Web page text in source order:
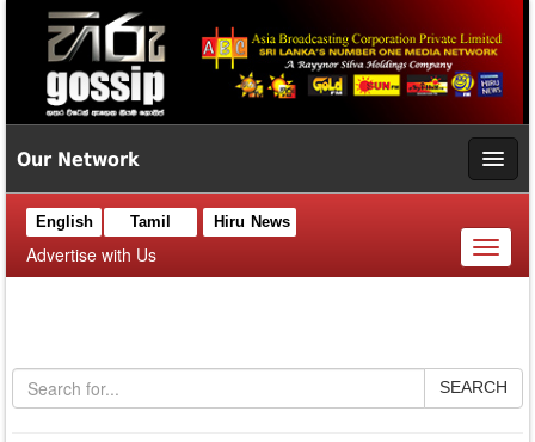
Our Network
English Tamil Hiru News
Advertise with Us
Toggle
SEARCH